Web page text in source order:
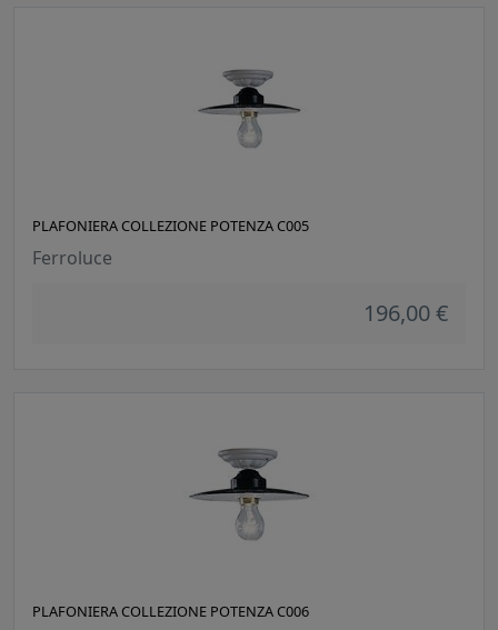
PLAFONIERA COLLEZIONE POTENZA C005
Ferroluce
196,00 €
PLAFONIERA COLLEZIONE POTENZA C006